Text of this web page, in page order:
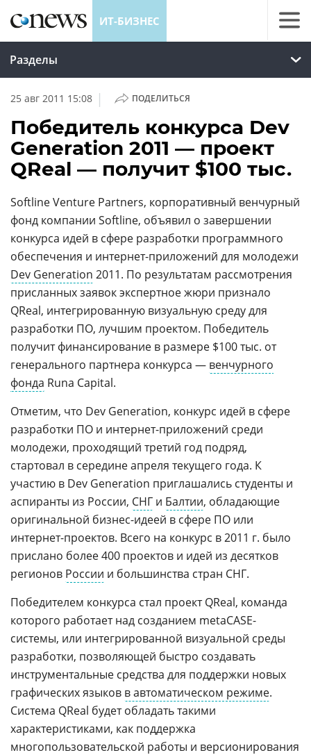
ИТ-БИЗНЕС
Разделы
25 авг 2011 15:08 | ПОДЕЛИТЬСЯ
Победитель конкурса Dev
Generation 2011 — проект
QReal — получит $100 тыс.
Softline Venture Partners, корпоративный венчурный
фонд компании Softline, объявил о завершении
конкурса идей в сфере разработки программного
обеспечения и интернет-приложений для молодежи
Dev Generation 2011. По результатам рассмотрения
присланных заявок экспертное жюри признало
QReal, интегрированную визуальную среду для
разработки ПО, лучшим проектом. Победитель
получит финансирование в размере $100 тыс. от
генерального партнера конкурса — венчурного
фонда Runa Capital.
Отметим, что Dev Generation, конкурс идей в сфере
разработки ПО и интернет-приложений среди
молодежи, проходящий третий год подряд,
стартовал в середине апреля текущего года. К
участию в Dev Generation приглашались студенты и
аспиранты из России, СНГ и Балтии, обладающие
оригинальной бизнес-идеей в сфере ПО или
интернет-проектов. Всего на конкурс в 2011 г. было
прислано более 400 проектов и идей из десятков
регионов России и большинства стран СНГ.
Победителем конкурса стал проект QReal, команда
которого работает над созданием metaCASE-
системы, или интегрированной визуальной среды
разработки, позволяющей быстро создавать
инструментальные средства для поддержки новых
графических языков в автоматическом режиме.
Система QReal будет обладать такими
характеристиками, как поддержка
многопользовательской работы и версионирования